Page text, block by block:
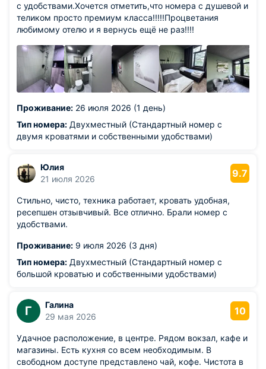
с удобствами.Хочется отметить,что номера с душевой и
теликом просто премиум класса!!!!!Процветания
любимому отелю и я вернусь ещё не раз!!!!
Проживание: 26 июля 2026 (1 день)
Тип номера: Двухместный (Стандартный номер с
двумя кроватями и собственными удобствами)
Юлия
21 июля 2026
9.7
Стильно, чисто, техника работает, кровать удобная,
ресепшен отзывчивый. Все отлично. Брали номер с
удобствами.
Проживание: 9 июля 2026 (3 дня)
Тип номера: Двухместный (Стандартный номер с
большой кроватью и собственными удобствами)
Г
Галина
29 мая 2026
10
Удачное расположение, в центре. Рядом вокзал, кафе и
магазины. Есть кухня со всем необходимым. В
свободном доступе представлено чай, кофе. Чистота в